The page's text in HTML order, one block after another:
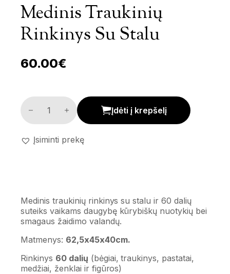
Medinis Traukinių
Rinkinys Su Stalu
60.00€
Medinis traukinių rinkinys su stalu kiekis
Įdėti į krepšelį
Įsiminti prekę
Medinis traukinių rinkinys su stalu ir 60 dalių
suteiks vaikams daugybę kūrybiškų nuotykių bei
smagaus žaidimo valandų.
Matmenys: 62,5x45x40cm.
Rinkinys 60 dalių (bėgiai, traukinys, pastatai,
medžiai, ženklai ir figūros)